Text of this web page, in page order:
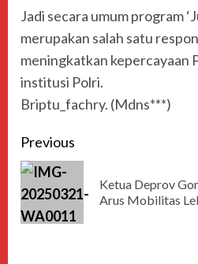
Jadi secara umum program
merupakan salah satu
meningkatkan kepercayaan
institusi Polri.
Briptu_fachry. (Mdns***)
Previous
Ketua Deprov
Arus Mobilitas